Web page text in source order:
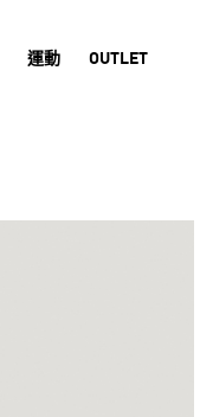
運動 OUTLET